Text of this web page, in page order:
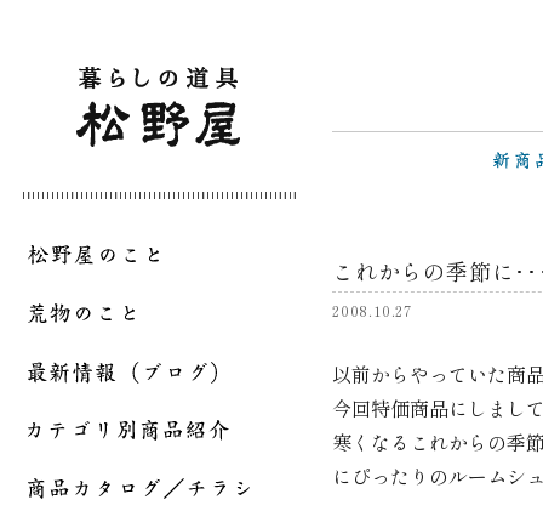
これからの季節に･
2008.10.27
以前からやっていた商
今回特価商品にしまし
寒くなるこれからの季
にぴったりのルームシ